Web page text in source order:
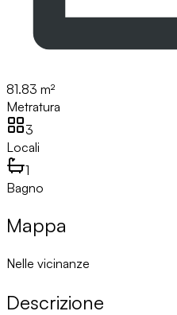
81.83 m²
Metratura
3
Locali
1
Bagno
Mappa
Nelle vicinanze
Descrizione